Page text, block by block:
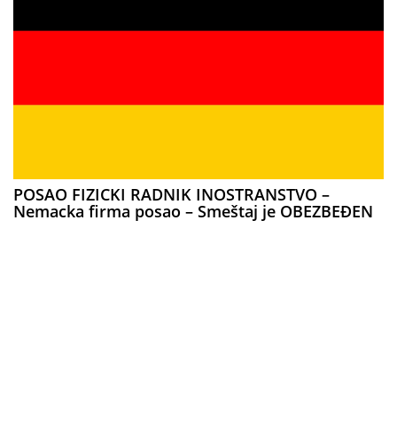
POSAO FIZICKI RADNIK INOSTRANSTVO –
Nemacka firma posao – Smeštaj je OBEZBEĐEN